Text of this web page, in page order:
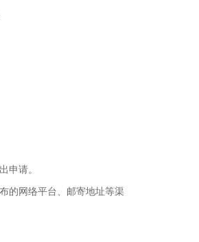
申请。
的网络平台、邮寄地址等渠